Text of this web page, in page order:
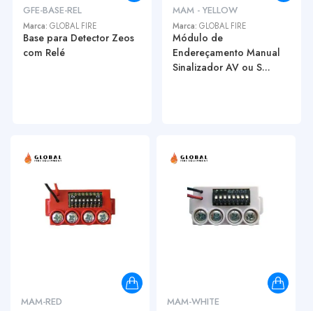
GFE-BASE-REL
Marca: GLOBAL FIRE
Base para Detector Zeos
com Relé
MAM - YELLOW
Marca: GLOBAL FIRE
Módulo de
Endereçamento Manual
Sinalizador AV ou S...
MAM-RED MAM-WHITE